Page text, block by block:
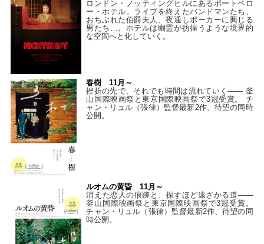
ロンドン・ノッティングヒルにあるポートベロ
ー・ホテル。ライブを終えたバンドマンたち、
おちぶれた伯爵夫人、夜通しポーカーに興じる
男たち…。ホテルは幽霊が彷徨うような境界的
な空間へと化していく。
春樹 11月～
挫折の先で、それでも時間は流れていく—— 釜
山国際映画祭と東京国際映画祭で3冠受賞。 チ
ャン・リュル（張律）監督最新2作、待望の同時
公開。
ルオムの黄昏 11月～
消えた恋人の痕跡と、探すほど遠ざかる道——
釜山国際映画祭と東京国際映画祭で3冠受賞。
チャン・リュル（張律）監督最新2作、待望の同
時公開。